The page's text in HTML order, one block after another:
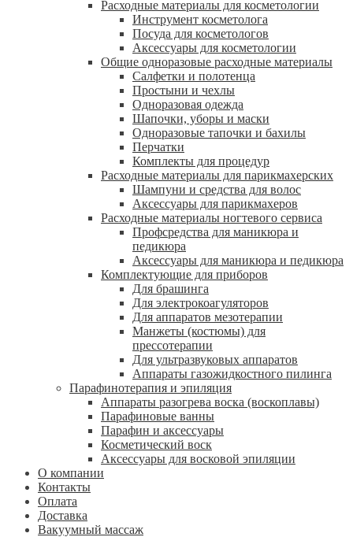
Расходные материалы для косметологии
Инструмент косметолога
Посуда для косметологов
Аксессуары для косметологии
Общие одноразовые расходные материалы
Салфетки и полотенца
Простыни и чехлы
Одноразовая одежда
Шапочки, уборы и маски
Одноразовые тапочки и бахилы
Перчатки
Комплекты для процедур
Расходные материалы для парикмахерских
Шампуни и средства для волос
Аксессуары для парикмахеров
Расходные материалы ногтевого сервиса
Профсредства для маникюра и
педикюра
Аксессуары для маникюра и педикюра
Комплектующие для приборов
Для брашинга
Для электрокоагуляторов
Для аппаратов мезотерапии
Манжеты (костюмы) для
прессотерапии
Для ультразвуковых аппаратов
Аппараты газожидкостного пилинга
Парафинотерапия и эпиляция
Аппараты разогрева воска (воскоплавы)
Парафиновые ванны
Парафин и аксессуары
Косметический воск
Аксессуары для восковой эпиляции
О компании
Контакты
Оплата
Доставка
Вакуумный массаж